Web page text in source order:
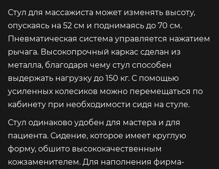
Стул для массажиста может изменять высоту,
опускаясь на 52 см и поднимаясь до 70 см.
Пневматическая система управляется нажатием
рычага. Высокопрочный каркас сделан из
металла, благодаря чему стул способен
выдержать нагрузку до 150 кг. С помощью
усиленных колесиков можно перемещаться по
кабинету при необходимости сидя на стуле.
Стул одинаково удобен для мастера и для
пациента. Сидение, которое имеет круглую
форму, обшито высококачественным
кожзаменителем. Для наполнения фирма-